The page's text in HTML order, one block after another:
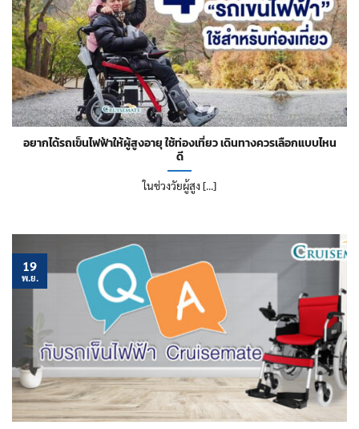
อยากได้รถเข็นไฟฟ้าให้ผู้สูงอายุ ใช้ท่องเที่ยว เดินทางควรเลือกแบบไหน
ดี
ในช่วงวัยผู้สูง [...]
19
พ.ย.